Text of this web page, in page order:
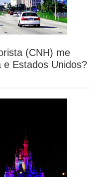
(CNH) me
e Estados Unidos?